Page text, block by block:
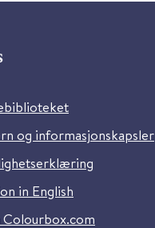
og informasjonskapsler
in English